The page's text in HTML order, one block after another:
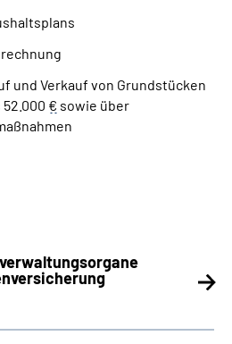
und Verkauf von Grundstücken
€ sowie über